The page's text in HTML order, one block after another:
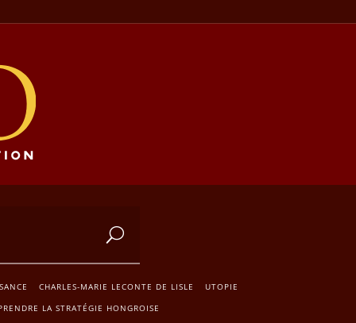
CHARLES-MARIE LECONTE DE LISLE
UTOPIE
LA STRATÉGIE HONGROISE